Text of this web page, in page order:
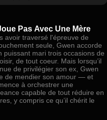
Pas Avec Une Mère
avoir traversé l'épreuve de
seule, Gwen accorde
puissant mari trois occasions de
de tout coeur. Mais lorsqu’il
de privilégier son ex, Gwen
de mendier son amour — et
à orchestrer une
capable de tout réduire en
y compris ce qu’il chérit le